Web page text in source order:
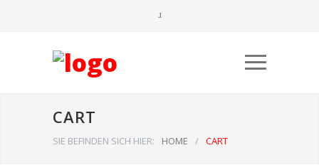
CART
SIE BEFINDEN SICH HIER: HOME / CART